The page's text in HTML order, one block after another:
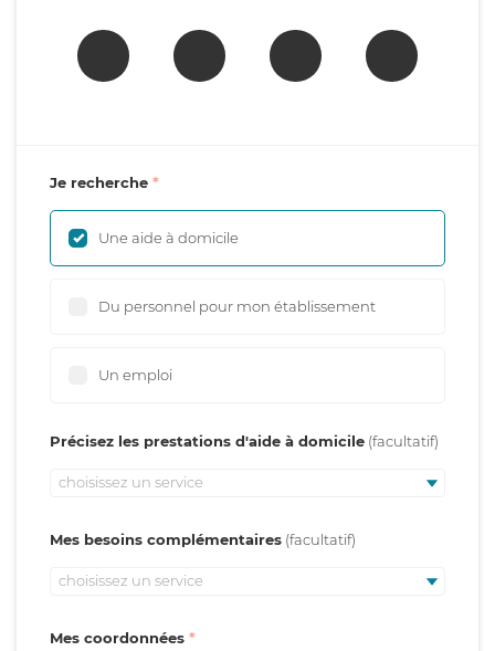
Je recherche
Une aide à domicile
Du personnel pour mon établissement
Un emploi
Précisez les prestations d'aide à domicile
choisissez un service
Mes besoins complémentaires
choisissez un service
Mes coordonnées